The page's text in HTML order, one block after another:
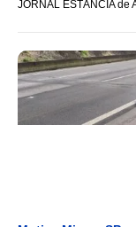
JORNAL ESTÂNCIA de